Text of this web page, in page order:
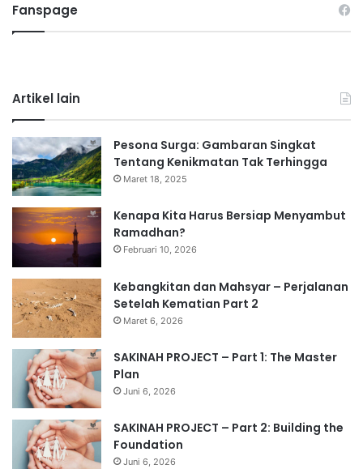
Fanspage
Artikel lain
Pesona Surga: Gambaran Singkat
Tentang Kenikmatan Tak Terhingga
Maret 18, 2025
Kenapa Kita Harus Bersiap Menyambut
Ramadhan?
Februari 10, 2026
Kebangkitan dan Mahsyar – Perjalanan
Setelah Kematian Part 2
Maret 6, 2026
SAKINAH PROJECT – Part 1: The Master
Plan
Juni 6, 2026
SAKINAH PROJECT – Part 2: Building the
Foundation
Juni 6, 2026